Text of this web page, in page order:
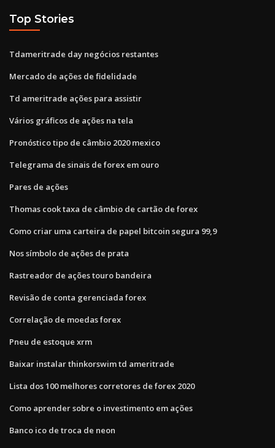
Top Stories
Tdameritrade day negócios restantes
Mercado de ações de fidelidade
Td ameritrade ações para assistir
Vários gráficos de ações na tela
Pronóstico tipo de câmbio 2020 mexico
Telegrama de sinais de forex em ouro
Pares de ações
Thomas cook taxa de câmbio de cartão de forex
Como criar uma carteira de papel bitcoin segura 99,9
Nos símbolo de ações de prata
Rastreador de ações touro bandeira
Revisão de conta gerenciada forex
Correlação de moedas forex
Pneu de estoque xrm
Baixar instalar thinkorswim td ameritrade
Lista dos 100 melhores corretores de forex 2020
Como aprender sobre o investimento em ações
Banco ico de troca de neon